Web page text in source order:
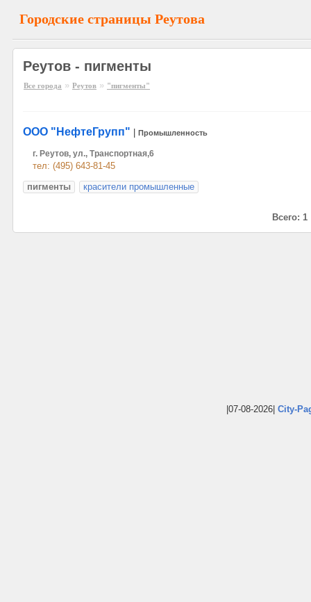
Городские страницы Реутова
Реутов - пигменты
Все города » Реутов » "пигменты"
ООО "НефтеГрупп" Промышленность
г. Реутов, ул., Транспортная,6
тел: (495) 643-81-45
пигменты
красители промышленные
Всего: 1
|07-08-2026| City-